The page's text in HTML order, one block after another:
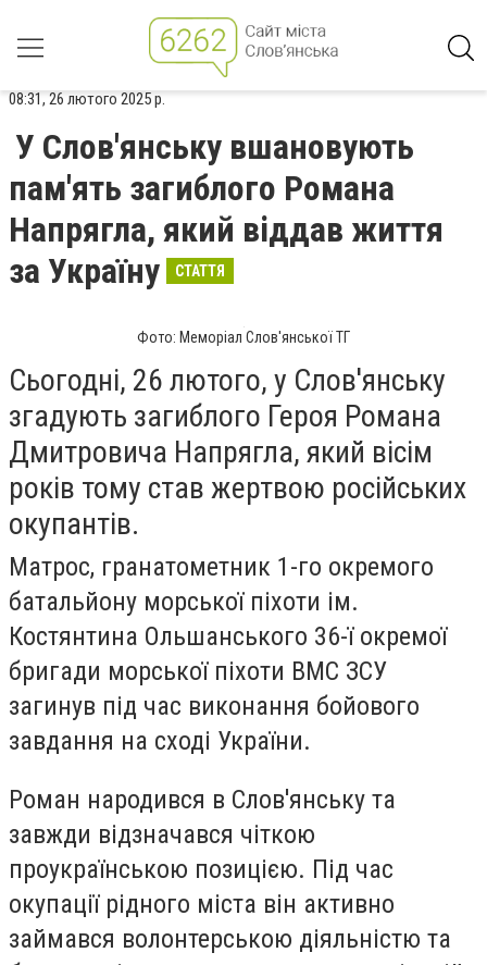
08:31, 26 лютого 2025 р.
У Слов'янську вшановують
пам'ять загиблого Романа
Напрягла, який віддав життя
за Україну
СТАТТЯ
Фото: Меморіал Слов'янської ТГ
Сьогодні, 26 лютого, у Слов'янську
згадують загиблого Героя Романа
Дмитровича Напрягла, який вісім
років тому став жертвою російських
окупантів.
Матрос, гранатометник 1-го окремого
батальйону морської піхоти ім.
Костянтина Ольшанського 36-ї окремої
бригади морської піхоти ВМС ЗСУ
загинув під час виконання бойового
завдання на сході України.
Роман народився в Слов'янську та
завжди відзначався чіткою
проукраїнською позицією. Під час
окупації рідного міста він активно
займався волонтерською діяльністю та